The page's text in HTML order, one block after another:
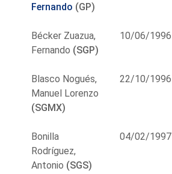
Fernando (GP)
Bécker Zuazua,
Fernando (SGP)
10/06/1996
Blasco Nogués,
Manuel Lorenzo
(SGMX)
22/10/1996
Bonilla
Rodríguez,
Antonio (SGS)
04/02/1997